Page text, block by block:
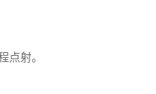
点射。